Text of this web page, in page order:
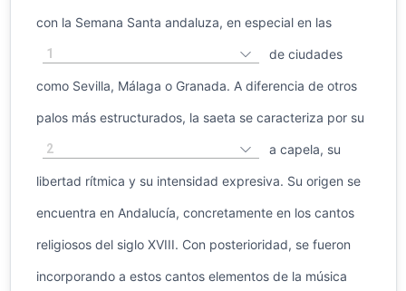
con la Semana Santa andaluza, en especial en las
1 de ciudades
como Sevilla, Málaga o Granada. A diferencia de otros
palos más estructurados, la saeta se caracteriza por su
2 a capela, su
libertad rítmica y su intensidad expresiva. Su origen se
encuentra en Andalucía, concretamente en los cantos
religiosos del siglo XVIII. Con posterioridad, se fueron
incorporando a estos cantos elementos de la música